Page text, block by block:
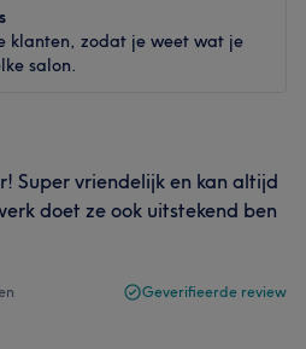
klanten, zodat je weet wat je
salon.
Super vriendelijk en kan altijd
doet ze ook uitstekend ben
Geverifieerde review